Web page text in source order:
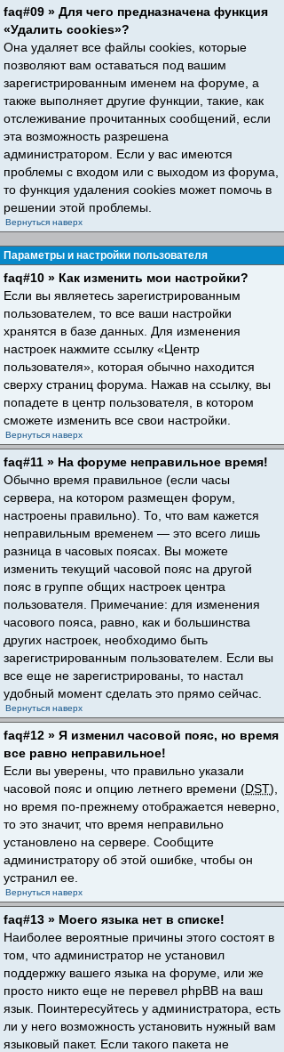
faq#09 » Для чего предназначена функция
«Удалить cookies»?
Она удаляет все файлы cookies, которые
позволяют вам оставаться под вашим
зарегистрированным именем на форуме, а
также выполняет другие функции, такие, как
отслеживание прочитанных сообщений, если
эта возможность разрешена
администратором. Если у вас имеются
проблемы с входом или с выходом из форума,
то функция удаления cookies может помочь в
решении этой проблемы.
Вернуться наверх
Параметры и настройки пользователя
faq#10 » Как изменить мои настройки?
Если вы являетесь зарегистрированным
пользователем, то все ваши настройки
хранятся в базе данных. Для изменения
настроек нажмите ссылку «Центр
пользователя», которая обычно находится
сверху страниц форума. Нажав на ссылку, вы
попадете в центр пользователя, в котором
сможете изменить все свои настройки.
Вернуться наверх
faq#11 » На форуме неправильное время!
Обычно время правильное (если часы
сервера, на котором размещен форум,
настроены правильно). То, что вам кажется
неправильным временем — это всего лишь
разница в часовых поясах. Вы можете
изменить текущий часовой пояс на другой
пояс в группе общих настроек центра
пользователя. Примечание: для изменения
часового пояса, равно, как и большинства
других настроек, необходимо быть
зарегистрированным пользователем. Если вы
все еще не зарегистрированы, то настал
удобный момент сделать это прямо сейчас.
Вернуться наверх
faq#12 » Я изменил часовой пояс, но время
все равно неправильное!
Если вы уверены, что правильно указали
часовой пояс и опцию летнего времени (DST),
но время по-прежнему отображается неверно,
то это значит, что время неправильно
установлено на сервере. Сообщите
администратору об этой ошибке, чтобы он
устранил ее.
Вернуться наверх
faq#13 » Моего языка нет в списке!
Наиболее вероятные причины этого состоят в
том, что администратор не установил
поддержку вашего языка на форуме, или же
просто никто еще не перевел phpBB на ваш
язык. Поинтересуйтесь у администратора, есть
ли у него возможность установить нужный вам
языковый пакет. Если такого пакета не